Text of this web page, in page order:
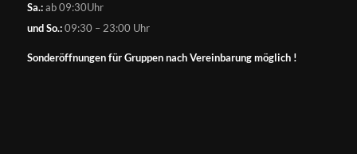
Sa.:ab 09:30Uhr
und So.:09:30 – 23:00 Uhr
Sonderöffnungen für Gruppen nach Vereinbarung möglich !